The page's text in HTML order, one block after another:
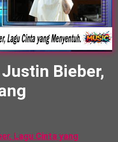
Bieber,
Lagu Cinta yang